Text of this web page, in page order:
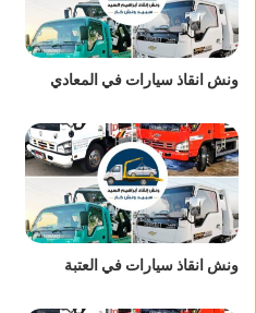
ونش انقاذ سيارات في المعادي
ونش انقاذ سيارات في العتبة